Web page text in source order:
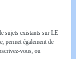
sujets existants sur LE
permet également de
vous, ou